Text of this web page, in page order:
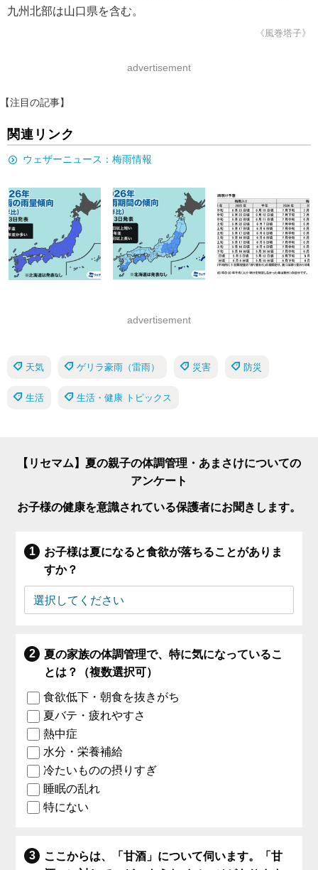
九州北部は山口県を含む。
《風巻塔子》
advertisement
【注目の記事】
関連リンク
ウェザーニュース：梅雨情報
advertisement
天気 ゲリラ豪雨（雷雨） 災害 防災
生活 生活・健康 トピックス
【リセマム】夏の親子の体調管理・あまさけについての
アンケート
お子様の健康を意識されている保護者にお聞きします。
お子様は夏になると食欲が落ちることがありま
すか？
夏の家族の体調管理で、特に気になっているこ
とは？（複数選択可）
食欲低下・朝食を抜きがち
夏バテ・疲れやすさ
熱中症
水分・栄養補給
冷たいものの摂りすぎ
睡眠の乱れ
特にない
ここからは、「甘酒」について伺います。「甘